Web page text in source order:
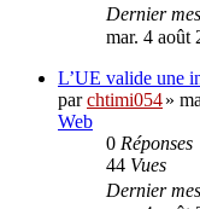
Dernier
mar. 4 août
L’UE valide une
parchtimi054»
Web
0 Réponses
44 Vues
Dernier